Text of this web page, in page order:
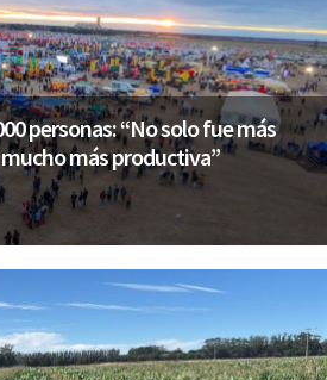
personas: “No solo fue más
más productiva”